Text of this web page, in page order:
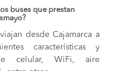
buses que prestan
desde Cajamarca a
características y
celular, WiFi, aire